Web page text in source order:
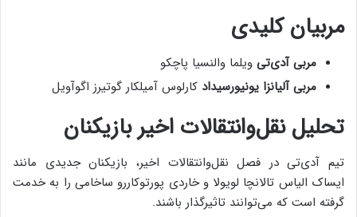
مربیان کلیدی
مربی آ‌دی‌تی ویلما والنسیا پاچکو
مربی آلیانزا یونیورسیداد کارلوس آمیلکار گوتیرز اگوآویل
تحلیل نقل‌وانتقالات اخیر بازیکنان
تیم آ‌دی‌تی در فصل نقل‌وانتقالات اخیر، بازیکنان جدیدی مانند
ایساک الیاس تالانچا لویولا و خاردی پورتوکاررو ساخامی را به خدمت
گرفته است که می‌توانند تاثیرگذار باشند.